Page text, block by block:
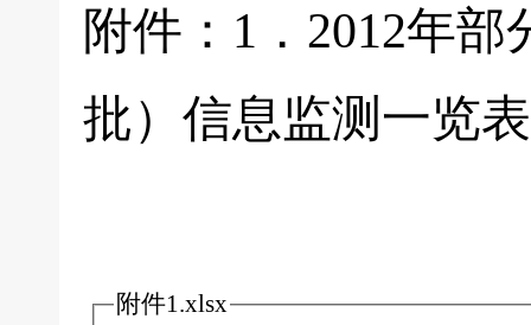
附件：1．2012年
批）信息监测一览表
附件1.xlsx